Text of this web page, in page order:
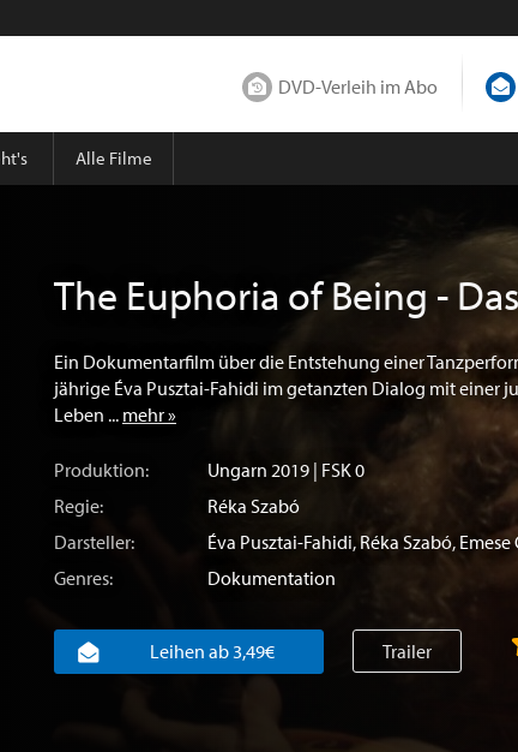
DVD-Verleih im Abo
Alle Filme
The Euphoria of Being -
Ein Dokumentarfilm über die Entstehung einer
jährige Éva Pusztai-Fahidi im getanzten Dialog mit einer
Leben ... mehr »
Produktion: Ungarn 2019 | FSK 0
Regie:
Réka Szabó
Darsteller:
Éva Pusztai-Fahidi,Réka Szabó, Emese
Genres:
Dokumentation
Leihen ab 3,49€ Trailer